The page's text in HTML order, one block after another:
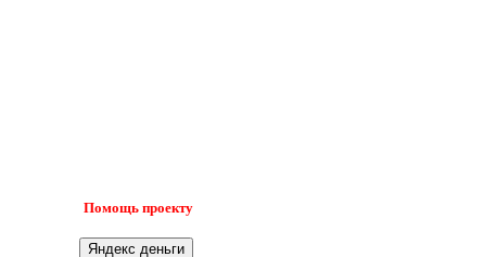
Помощь проекту